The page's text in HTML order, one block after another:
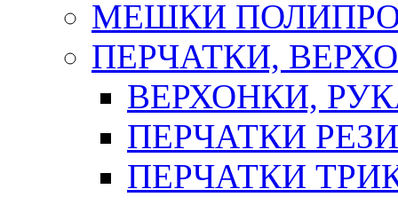
МЕШКИ
ПЕРЧАТКИ,
ВЕРХОНКИ,
ПЕРЧАТКИ
ПЕРЧАТКИ